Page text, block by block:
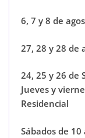
6, 7 y 8 de
27, 28 y 28 de
24, 25 y 26 de
Jueves y
Residencial
Sábados de